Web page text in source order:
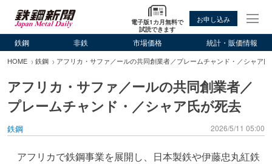
電子版1カ月無料で
試読できます
お申し込み
鉄鋼 非鉄 市場価格 統計・販価情報
HOME 鉄鋼 アフリカ・サファ／ールの共同創業者／プレームチャンド・／シャア
アフリカ・サファ／ールの共同創業者／
プレームチャンド・／シャア氏が死去
鉄鋼 2026/5/11 05:00
アフリカで鉄鋼事業を展開し、日本製鉄や伊藤忠丸紅鉄